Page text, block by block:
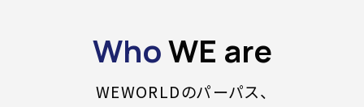
WhoWE are
WEWORLDのパーパス、